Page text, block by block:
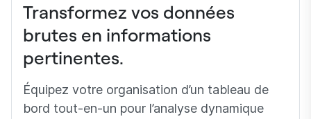
Transformez vos données
brutes en informations
pertinentes.
Équipez votre organisation d’un tableau de
bord tout-en-un pour l’analyse dynamique